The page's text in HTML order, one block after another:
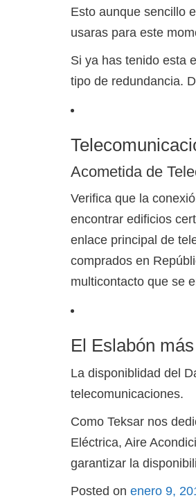
Esto aunque sencillo
usaras para este
Si ya has tenido esta
tipo de redundancia.
Acometida de
Verifica que la
encontrar edificios
enlace principal de
comprados en
multicontacto que se
El Eslabón
La disponiblidad del
telecomunicaciones.
Como Teksar nos
Eléctrica, Aire
garantizar la
Posted on enero 9,